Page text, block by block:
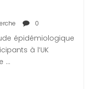
0
épidémiologique
à l’UK
...